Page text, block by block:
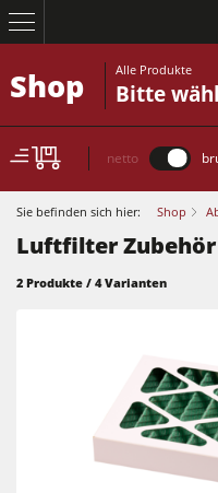
Kreissägen und
Kreissäge-
Kombimaschinen
CNC-
Kreissägen und
Hobelmaschinen
Fräsmaschinen
Shop Alle Produkte
Bitte
netto
Sie befinden sich hier: Shop
Luftfilter Zubehör
2 Produkte / 4 Varianten